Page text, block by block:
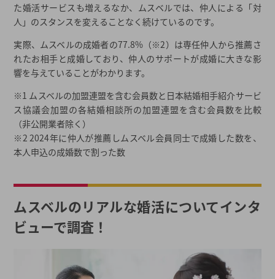
た婚活サービスも増えるなか、ムスベルでは、仲人による「対
人」のスタンスを変えることなく続けているのです。
実際、ムスベルの成婚者の77.8%（※2）は専任仲人から推薦さ
れたお相手と成婚しており、仲人のサポートが成婚に大きな影
響を与えていることがわかります。
※1 ムスベルの加盟連盟を含む会員数と日本結婚相手紹介サービ
ス協議会加盟の各結婚相談所の加盟連盟を含む会員数を比較
（非公開業者除く）
※2 2024年に仲人が推薦しムスベル会員同士で成婚した数を、
本人申込の成婚数で割った数
ムスベルのリアルな婚活についてインタ
ビューで調査！